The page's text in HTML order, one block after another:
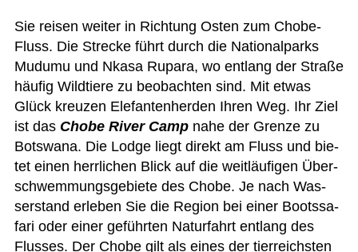
Sie rei­sen wei­ter in Rich­tung Osten zum Chobe-
Fluss. Die Stre­cke führt durch die Natio­nal­parks
Mudumu und Nkasa Rup­ara, wo ent­lang der Straße
häu­fig Wild­tiere zu beob­ach­ten sind. Mit etwas
Glück kreu­zen Ele­fan­ten­her­den Ihren Weg. Ihr Ziel
ist das Chobe River Camp nahe der Grenze zu
Bots­wana. Die Lodge liegt direkt am Fluss und bie­
tet einen herr­li­chen Blick auf die weit­läu­fi­gen Über­
schwem­mungs­ge­biete des Chobe. Je nach Was­
ser­stand erle­ben Sie die Region bei einer Boots­sa­
fari oder einer geführ­ten Natur­fahrt ent­lang des
Flus­ses. Der Chobe gilt als eines der tier­reichs­ten